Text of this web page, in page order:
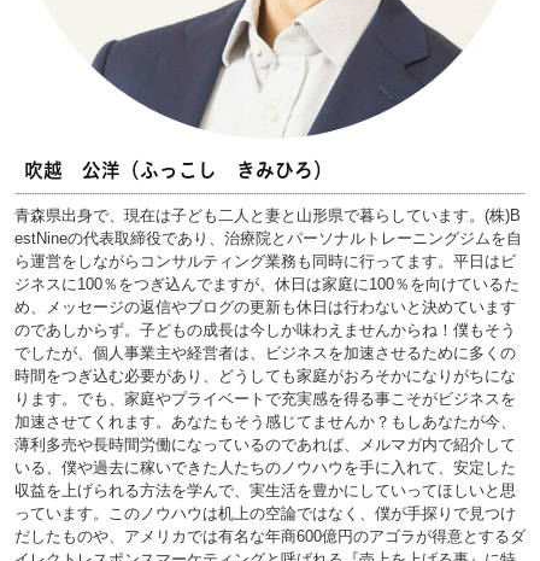
吹越 公洋（ふっこし きみひろ）
青森県出身で、現在は子ども二人と妻と山形県で暮らしています。(株)B
estNineの代表取締役であり、治療院とパーソナルトレーニングジムを自
ら運営をしながらコンサルティング業務も同時に行ってます。平日はビ
ジネスに100％をつぎ込んでますが、休日は家庭に100％を向けているた
め、メッセージの返信やブログの更新も休日は行わないと決めています
のであしからず。子どもの成長は今しか味わえませんからね！僕もそう
でしたが、個人事業主や経営者は、ビジネスを加速させるために多くの
時間をつぎ込む必要があり、どうしても家庭がおろそかになりがちにな
ります。でも、家庭やプライベートで充実感を得る事こそがビジネスを
加速させてくれます。あなたもそう感じてませんか？もしあなたが今、
薄利多売や長時間労働になっているのであれば、メルマガ内で紹介して
いる、僕や過去に稼いできた人たちのノウハウを手に入れて、安定した
収益を上げられる方法を学んで、実生活を豊かにしていってほしいと思
っています。このノウハウは机上の空論ではなく、僕が手探りで見つけ
だしたものや、アメリカでは有名な年商600億円のアゴラが得意とするダ